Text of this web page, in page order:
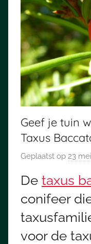
Geef je tuin
Taxus
Geplaatst op 23
De taxus
conifeer
voor de